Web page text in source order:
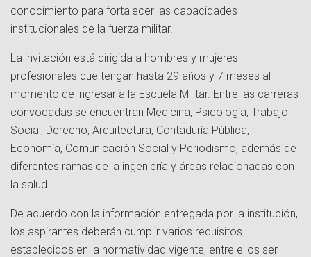
conocimiento para fortalecer las capacidades
institucionales de la fuerza militar.
La invitación está dirigida a hombres y mujeres
profesionales que tengan hasta 29 años y 7 meses al
momento de ingresar a la Escuela Militar. Entre las carreras
convocadas se encuentran Medicina, Psicología, Trabajo
Social, Derecho, Arquitectura, Contaduría Pública,
Economía, Comunicación Social y Periodismo, además de
diferentes ramas de la ingeniería y áreas relacionadas con
la salud.
De acuerdo con la información entregada por la institución,
los aspirantes deberán cumplir varios requisitos
establecidos en la normatividad vigente, entre ellos ser